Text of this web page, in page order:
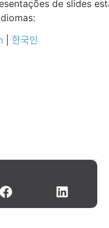
de slides
한국인